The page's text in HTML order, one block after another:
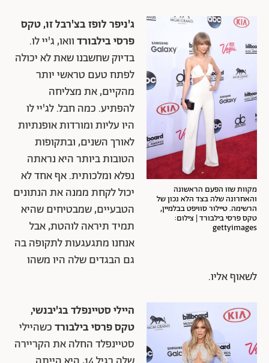
מקוות שזו הפעם הראשונה
והאחרונה שלה בצד הלא נכון של
הרשימה. טיילור סוויפט בבלמיין,
טקס פרסי בילבורד | צילום:
gettyimages
ג'ניפר לופז בצ'רבל זו, טקס
פרסי בילבורדוואו, ג'יי לו.
בדיוק שחשבנו שאת לא יכולה
לפתח טעם טראשי יותר
מהקיים, את מצליחה
להפתיע. כמה חבל. לג'יי לו
היו עליות ומורדות אופנתיות
לאורך השנים, ובתקופות
הטובות ביותר היא נראתה
נפלא ומלכותית. אף אחד לא
יכול לקחת ממנה את הנתונים
הטבעיים, שמבטיחים שהיא
תמיד תיראה לוהטת, אבל
אנחנו מתגעגעות לתקופה בה
גם הבגדים שלה היו משהו
לשאוף אליו.
היילי סטיינפלד בג'יבנשי,
טקס פרסי בילבורדכשהיילי
סטיינפלד החלה את הקריירה